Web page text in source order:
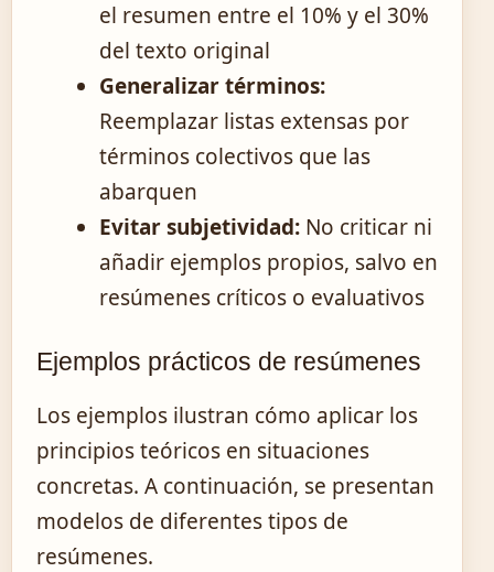
el resumen entre el 10% y el 30%
del texto original
Generalizar términos:
Reemplazar listas extensas por
términos colectivos que las
abarquen
Evitar subjetividad: No criticar ni
añadir ejemplos propios, salvo en
resúmenes críticos o evaluativos
Ejemplos prácticos de resúmenes
Los ejemplos ilustran cómo aplicar los
principios teóricos en situaciones
concretas. A continuación, se presentan
modelos de diferentes tipos de
resúmenes.